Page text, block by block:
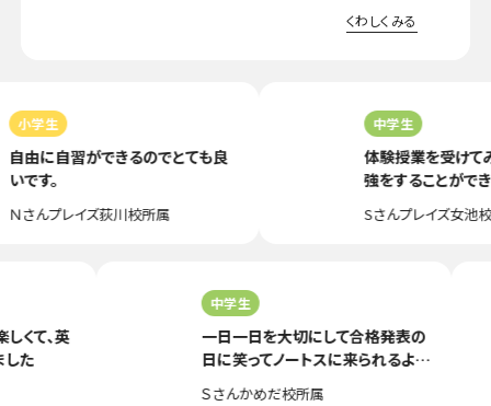
くわしくみる
小学生
由に自習ができるのでとても良
です。
さんプレイズ荻川校所属
中学生
体験授業を受けて
強をすることができ
に入塾しました。
Sさんプレイズ女池校
しくて、英
した
中学生
一日一日を大切にして合格発表の
日に笑ってノートスに来られるよう
に先生方とがんばりたいです。
Ｓさんかめだ校所属